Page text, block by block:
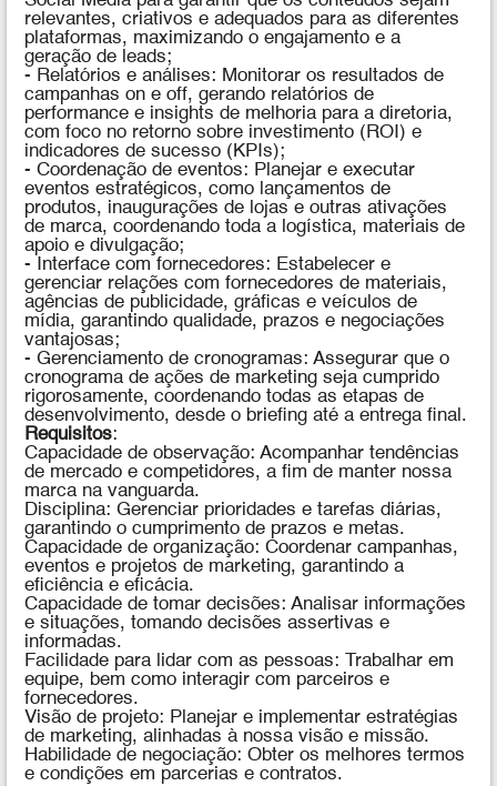
relevantes, criativos e adequados para as diferentes
plataformas, maximizando o engajamento e a
geração de leads;
- Relatórios e análises: Monitorar os resultados de
campanhas on e off, gerando relatórios de
performance e insights de melhoria para a diretoria,
com foco no retorno sobre investimento (ROI) e
indicadores de sucesso (KPIs);
- Coordenação de eventos: Planejar e executar
eventos estratégicos, como lançamentos de
produtos, inaugurações de lojas e outras ativações
de marca, coordenando toda a logística, materiais de
apoio e divulgação;
- Interface com fornecedores: Estabelecer e
gerenciar relações com fornecedores de materiais,
agências de publicidade, gráficas e veículos de
mídia, garantindo qualidade, prazos e negociações
vantajosas;
- Gerenciamento de cronogramas: Assegurar que o
cronograma de ações de marketing seja cumprido
rigorosamente, coordenando todas as etapas de
desenvolvimento, desde o briefing até a entrega final.
Requisitos:
Capacidade de observação: Acompanhar tendências
de mercado e competidores, a fim de manter nossa
marca na vanguarda.
Disciplina: Gerenciar prioridades e tarefas diárias,
garantindo o cumprimento de prazos e metas.
Capacidade de organização: Coordenar campanhas,
eventos e projetos de marketing, garantindo a
eficiência e eficácia.
Capacidade de tomar decisões: Analisar informações
e situações, tomando decisões assertivas e
informadas.
Facilidade para lidar com as pessoas: Trabalhar em
equipe, bem como interagir com parceiros e
fornecedores.
Visão de projeto: Planejar e implementar estratégias
de marketing, alinhadas à nossa visão e missão.
Habilidade de negociação: Obter os melhores termos
e condições em parcerias e contratos.